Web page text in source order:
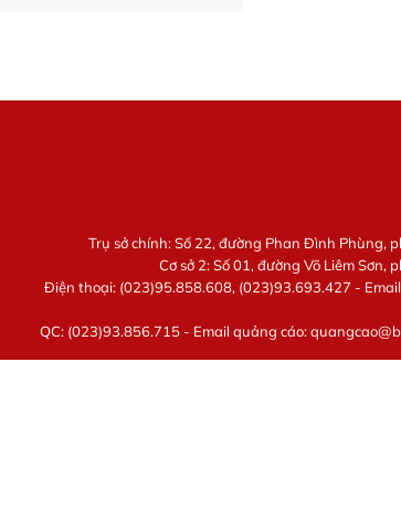
Trụ sở chính: Số 22, đường Phan Đình Phùng,
Cơ sở 2: Số 01, đường Võ Liêm
Điện thoại: (023)95.858.608, (023)93.693.427 -
QC: (023)93.856.715 - Email quảng cáo: